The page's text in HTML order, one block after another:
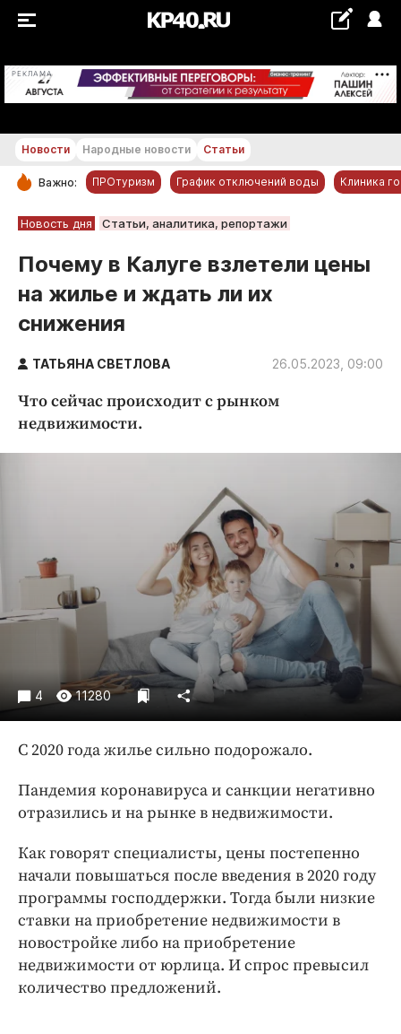
РЕКЛАМА +18...+19 °С
РУБРИКИ
Новости компаний
Статьи
Народные новости
Авто и транспорт
Криминал
Праздники
Происшествия
Спорт
Экономика и бизнес
ПРОЕКТЫ
Издания
Интересное чтиво
Бренд года
Новости Народные новости Статьи
Важно: ПРОтуризм График отключений воды Клиника
Новость дня Статьи, аналитика, репортажи
Почему в Калуге взлетели цены
на жилье и ждать ли их
снижения
ТАТЬЯНА СВЕТЛОВА 26.05.2023, 09:00
Что сейчас происходит с рынком
недвижимости.
4 11280
С 2020 года жилье сильно подорожало.
Пандемия коронавируса и санкции негативно
отразились и на рынке в недвижимости.
Как говорят специалисты, цены постепенно
начали повышаться после введения в 2020 году
программы господдержки. Тогда были низкие
ставки на приобретение недвижимости в
новостройке либо на приобретение
недвижимости от юрлица. И спрос превысил
количество предложений.